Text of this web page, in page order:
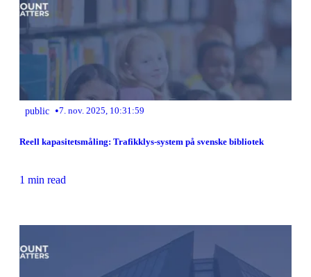
public •7. nov. 2025, 10:31:59
Reell kapasitetsmåling: Trafikklys-system på svenske bibliotek
1 min read